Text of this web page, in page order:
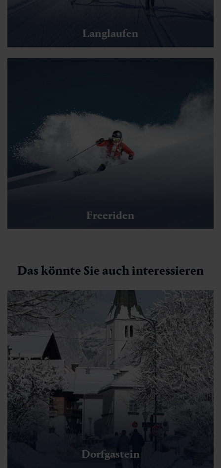
Langlaufen
Freeriden
Das könnte Sie auch interessieren
Dorfgastein